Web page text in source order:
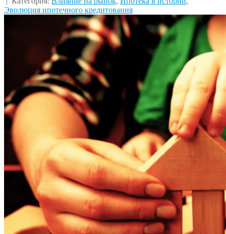
Эволюция ипотечного кредитования